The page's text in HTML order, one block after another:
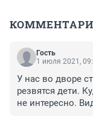
Гость
1 июля 2021,
У нас во дворе
резвятся дети.
не интересно.